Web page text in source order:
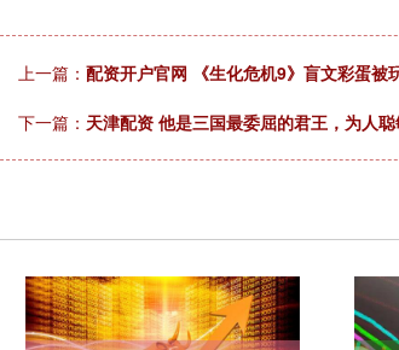
上一篇： 配资开户官网 《生化危机9》盲文彩蛋被
下一篇： 天津配资 他是三国最委屈的君王，为人